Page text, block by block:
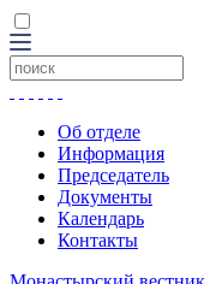
Об отделе
Информация
Председатель
Документы
Календарь
Контакты